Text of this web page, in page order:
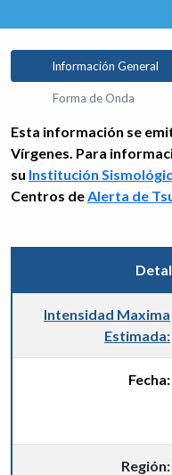
Información General
Forma de Onda
Esta información se
Vírgenes. Para
su Institución
Centros deAlerta de
Intensidad Maxima
Estimada:
Fecha:
Región: